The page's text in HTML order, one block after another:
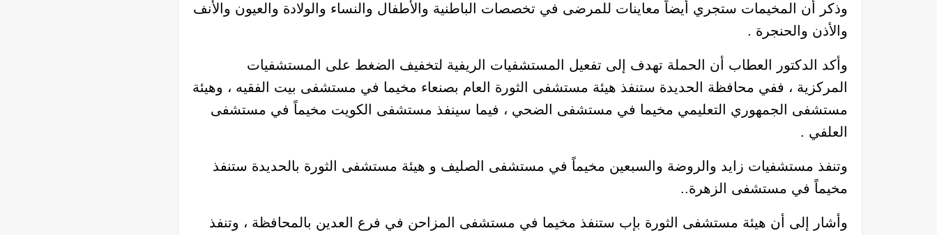
وذكر أن المخيمات ستجري أيضاً معاينات للمرضى في تخصصات الباطنية والأطفال والنساء والولادة والعيون والأنف
والأذن والحنجرة .
وأكد الدكتور العطاب أن الحملة تهدف إلى تفعيل المستشفيات الريفية لتخفيف الضغط على المستشفيات
المركزية ، ففي محافظة الحديدة ستنفذ هيئة مستشفى الثورة العام بصنعاء مخيما في مستشفى بيت الفقيه ، وهيئة
مستشفى الجمهوري التعليمي مخيما في مستشفى الضحي ، فيما سينفذ مستشفى الكويت مخيماً في مستشفى
العلفي .
وتنفذ مستشفيات زايد والروضة والسبعين مخيماً في مستشفى الصليف و هيئة مستشفى الثورة بالحديدة ستنفذ
مخيماً في مستشفى الزهرة..
وأشار إلى أن هيئة مستشفى الثورة بإب ستنفذ مخيما في مستشفى المزاحن في فرع العدين بالمحافظة ، وتنفذ